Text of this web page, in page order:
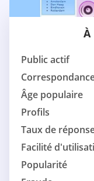
À
Public actif
Âge populaire
Profils
Taux de
Facilité
Popularité